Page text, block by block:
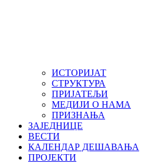
ИСТОРИЈАТ
СТРУКТУРА
ПРИЈАТЕЉИ
МЕДИЈИ О НАМА
ПРИЗНАЊА
ЗАЈЕДНИЦЕ
ВЕСТИ
КАЛЕНДАР ДЕШАВАЊА
ПРОЈЕКТИ